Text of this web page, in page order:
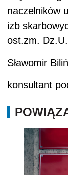
naczelników
izb
ost.zm.
Sławomir
konsultant